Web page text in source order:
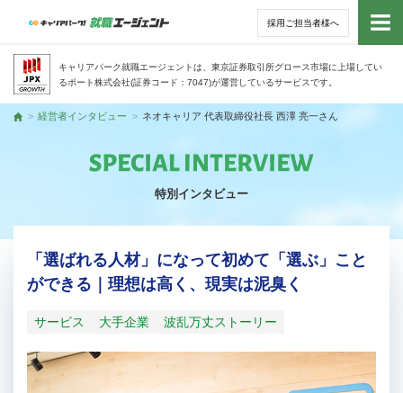
採用ご担当者様へ
キャリアパーク就職エージェントは、東京証券取引所グロース市場に上場してい
るポート株式会社(証券コード：7047)が運営しているサービスです。
トッ
トップ
経営者インタビュー ネオキャリア 代表取締役社長 西澤 亮一さん
特別インタビュー
「選ばれる人材」になって初めて「選ぶ」こと
ができる｜理想は高く、現実は泥臭く
サービス 大手企業 波乱万丈ストーリー